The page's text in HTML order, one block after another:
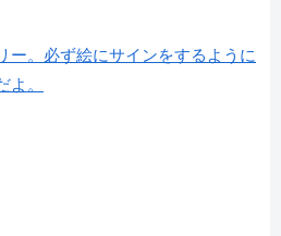
ー。必ず絵にサインをするように
。